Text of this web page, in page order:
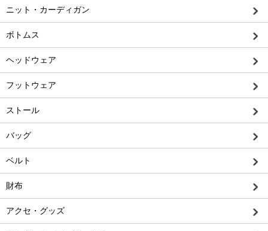
ニット・カーディガン
ボトムス
ヘッドウェア
フットウェア
ストール
バッグ
ベルト
財布
アクセ・グッズ